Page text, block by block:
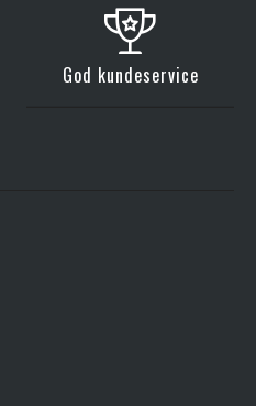
God kundeservice